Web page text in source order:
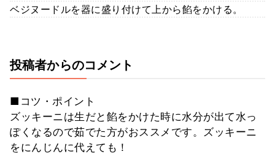
ベジヌードルを器に盛り付けて上から餡をかける。
投稿者からのコメント
■コツ・ポイント
ズッキーニは生だと餡をかけた時に水分が出て水っ
ぽくなるので茹でた方がおススメです。ズッキーニ
をにんじんに代えても！